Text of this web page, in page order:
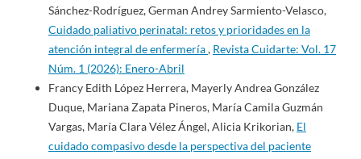
Sánchez-Rodríguez, German Andrey Sarmiento-Velasco,
Cuidado paliativo perinatal: retos y prioridades en la
atención integral de enfermería, Revista Cuidarte: Vol. 17
Núm. 1 (2026): Enero-Abril
Francy Edith López Herrera, Mayerly Andrea González
Duque, Mariana Zapata Pineros, María Camila Guzmán
Vargas, María Clara Vélez Ángel, Alicia Krikorian, El
cuidado compasivo desde la perspectiva del paciente